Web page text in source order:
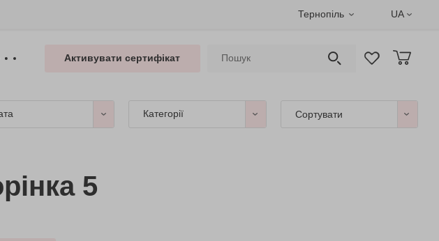
Тернопіль UA
Активувати сертифікат
Категорії Сортувати
5